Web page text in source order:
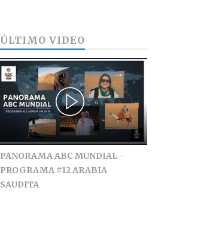
ÚLTIMO VIDEO
PANORAMA ABC MUNDIAL -
PROGRAMA #12 ARABIA
SAUDITA